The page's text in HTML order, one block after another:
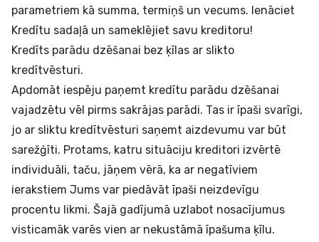
parametriem kā summa, termiņš un vecums. Ienāciet
Kredītu sadaļā un sameklējiet savu kreditoru!
Kredīts parādu dzēšanai bez ķīlas ar slikto
kredītvēsturi.
Apdomāt iespēju paņemt kredītu parādu dzēšanai
vajadzētu vēl pirms sakrājas parādi. Tas ir īpaši svarīgi,
jo ar sliktu kredītvēsturi saņemt aizdevumu var būt
sarežģīti. Protams, katru situāciju kreditori izvērtē
individuāli, taču, jāņem vērā, ka ar negatīviem
ierakstiem Jums var piedāvāt īpaši neizdevīgu
procentu likmi. Šajā gadījumā uzlabot nosacījumus
visticamāk varēs vien ar nekustāmā īpašuma ķīlu.